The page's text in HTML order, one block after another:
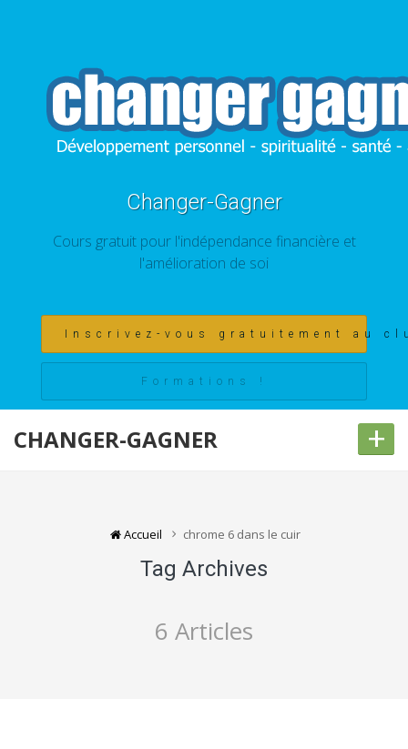
Changer-Gagner
Cours gratuit pour l'indépendance financière et
l'amélioration de soi
Inscrivez-vous gratuitement au
Formations !
CHANGER-GAGNER +
Accueil chrome 6 dans le cuir
Tag Archives
6 Articles